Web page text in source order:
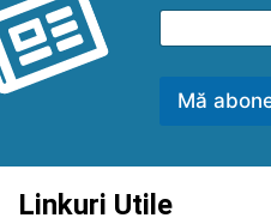
Mă
Linkuri Utile